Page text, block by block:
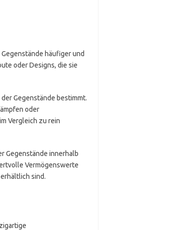
häufiger und
oder Designs, die sie
Gegenstände bestimmt.
oder
Vergleich zu rein
Gegenstände innerhalb
Vermögenswerte
sind.